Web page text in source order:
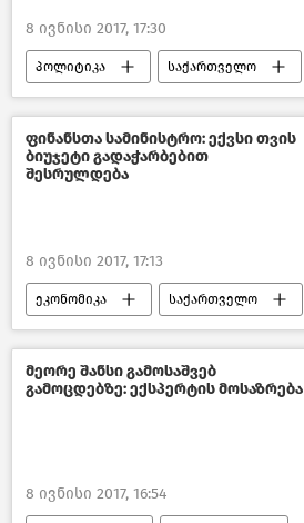
8 ივნისი 2017, 17:30
პოლიტიკა საქართველო
ფინანსთა სამინისტრო: ექვსი თვის
ბიუჯეტი გადაჭარბებით
შესრულდება
8 ივნისი 2017, 17:13
ეკონომიკა საქართველო
მეორე შანსი გამოსაშვებ
გამოცდებზე: ექსპერტის მოსაზრება
8 ივნისი 2017, 16:54